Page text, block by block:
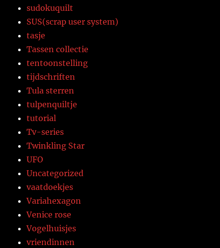
sudokuquilt
SUS(scrap user system)
tasje
Tassen collectie
tentoonstelling
tijdschriften
Tula sterren
tulpenquiltje
tutorial
Tv-series
Twinkling Star
UFO
Uncategorized
vaatdoekjes
Variahexagon
Venice rose
Vogelhuisjes
vriendinnen